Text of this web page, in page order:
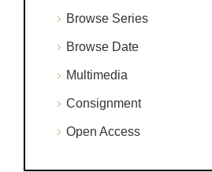
Browse Series
Browse Date
Multimedia
Consignment
Open Access